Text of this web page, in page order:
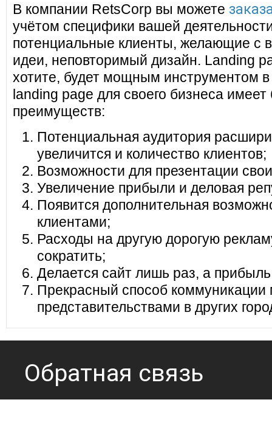
В компании RetsCorp вы можете
учётом специфики вашей
потенциальные клиенты, желающие с
идеи, неповторимый дизайн. Landing
хотите, будет мощным инструментом
landing page для своего бизнеса
преимуществ:
Потенциальная аудитория
увеличится и количество клиентов;
Возможности для презентации
Увеличение прибыли и деловая
Появится дополнительная
клиентами;
Расходы на другую дорогую
сократить;
Делается сайт лишь раз, а
Прекрасный способ коммуникации
представительствами в других
Обратная связь